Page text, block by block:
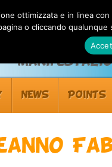
NEWS POINTS
ottimizzata e in linea
o cliccando